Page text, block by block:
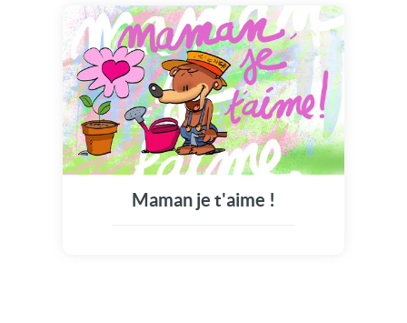
Maman je t'aime !